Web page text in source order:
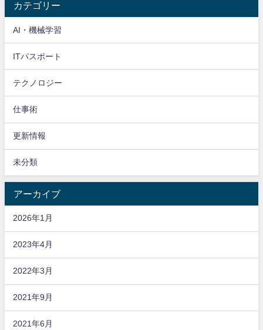
カテゴリー
AI・機械学習
ITパスポート
テクノロジー
仕事術
更新情報
未分類
アーカイブ
2026年1月
2023年4月
2022年3月
2021年9月
2021年6月